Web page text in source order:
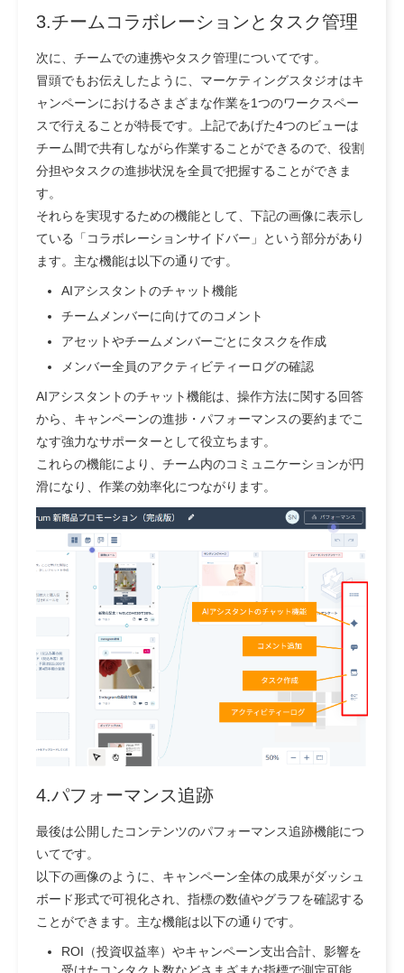
3.チームコラボレーションとタスク管理
次に、チームでの連携やタスク管理についてです。
冒頭でもお伝えしたように、マーケティングスタジオはキ
ャンペーンにおけるさまざまな作業を1つのワークスペー
スで行えることが特長です。上記であげた4つのビューは
チーム間で共有しながら作業することができるので、役割
分担やタスクの進捗状況を全員で把握することができま
す。
それらを実現するための機能として、下記の画像に表示し
ている「コラボレーションサイドバー」という部分があり
ます。主な機能は以下の通りです。
AIアシスタントのチャット機能
チームメンバーに向けてのコメント
アセットやチームメンバーごとにタスクを作成
メンバー全員のアクティビティーログの確認
AIアシスタントのチャット機能は、操作方法に関する回答
から、キャンペーンの進捗・パフォーマンスの要約までこ
なす強力なサポーターとして役立ちます。
これらの機能により、チーム内のコミュニケーションが円
滑になり、作業の効率化につながります。
4.パフォーマンス追跡
最後は公開したコンテンツのパフォーマンス追跡機能につ
いてです。
以下の画像のように、キャンペーン全体の成果がダッシュ
ボード形式で可視化され、指標の数値やグラフを確認する
ことができます。主な機能は以下の通りです。
ROI（投資収益率）やキャンペーン支出合計、影響を
受けたコンタクト数などさまざまな指標で測定可能